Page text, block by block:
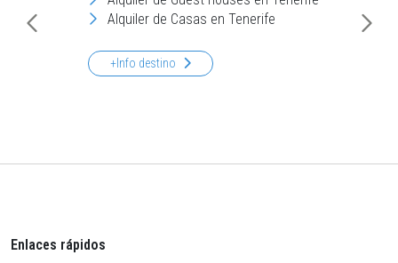
Alquiler de Casas en Tenerife
+Info destino
Enlaces rápidos